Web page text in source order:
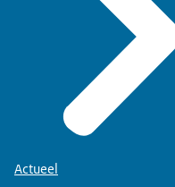
Actueel